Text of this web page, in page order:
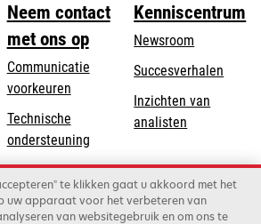
Neem contact
met ons op
Communicatie
voorkeuren
Technische
ondersteuningopens
in
a
new
Product registratie
Vind een dealer
Kenniscentrum
Newsroom
Succesverhalen
Inzichten van
analisten
te klikken gaat u akkoord met het
uw apparaat voor het verbeteren van
van websitegebruik en om ons te